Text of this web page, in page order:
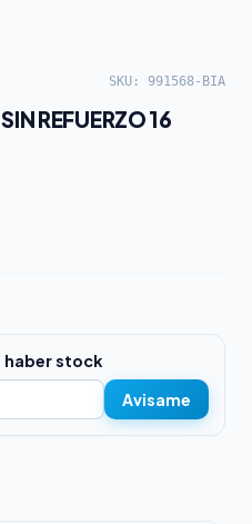
SKU: 991568-BIA
REFUERZO 16
haber stock
Avisame